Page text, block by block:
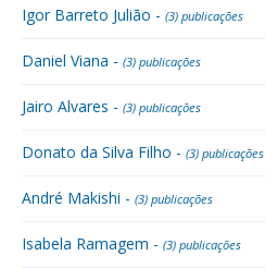
Igor Barreto Julião - (3) publicações
Daniel Viana - (3) publicações
Jairo Alvares - (3) publicações
Donato da Silva Filho - (3) publicações
André Makishi - (3) publicações
Isabela Ramagem - (3) publicações